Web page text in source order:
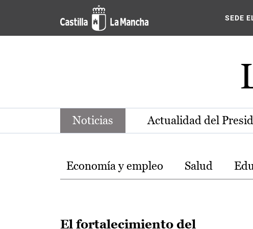
Pasar al contenido principal
Noticias de la región de SEDE
Noticias Actualidad del
Temas
Economía y empleo Salud
El fortalecimiento del